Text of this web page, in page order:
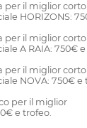
per il miglior
HORIZONS:
per il miglior
A RAIA: 750€
per il miglior
NOVA: 750€ e
per il miglior
e trofeo.